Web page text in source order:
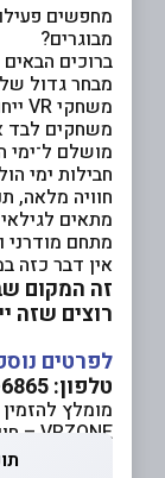
מחפשים
מבוגרים?
מבחר גדול
משחקי VR ייחודיים
משחקים לבד
מושלם ל־ימי
חבילות ימי
חוויה מלאה,
מתאים לגילאי 5 עד 120
מתחם מודרני
אין דבר כזה
זה המקום
רוצים שזה
לפרטים
טלפון: 053-598-6865
מומלץ
VRZONE – חוויה שמדברים עליה גם אחרי.